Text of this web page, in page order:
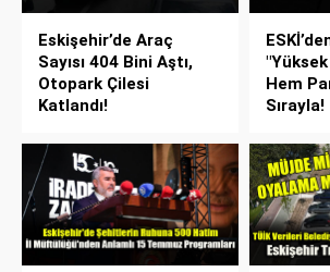
Eskişehir’de Araç
Sayısı 404 Bini Aştı,
Otopark Çilesi
Katlandı!
"Yüksek
Hem
Sırayla!